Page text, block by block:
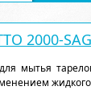
2000-
мытья